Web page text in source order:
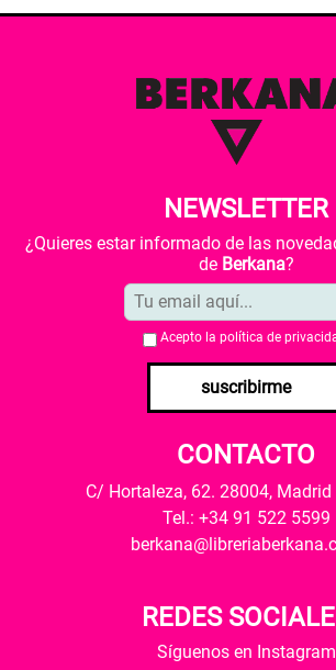
NEWSLETTER
¿Quieres estar informado de las
de Berkana?
Acepto la política de
suscribirme
CONTACTO
C/ Hortaleza, 62. 28004, Madrid
Tel.: +34 91 522 5599
REDES
Síguenos en Instagram